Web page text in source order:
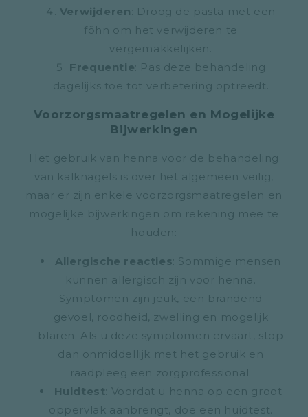
Verwijderen : Droog de pasta met een
föhn om het verwijderen te
vergemakkelijken.
Frequentie : Pas deze behandeling
dagelijks toe tot verbetering optreedt.
Voorzorgsmaatregelen en Mogelijke
Bijwerkingen
Het gebruik van henna voor de behandeling
van kalknagels is over het algemeen veilig,
maar er zijn enkele voorzorgsmaatregelen en
mogelijke bijwerkingen om rekening mee te
houden:
Allergische reacties : Sommige mensen
kunnen allergisch zijn voor henna.
Symptomen zijn jeuk, een brandend
gevoel, roodheid, zwelling en mogelijk
blaren. Als u deze symptomen ervaart, stop
dan onmiddellijk met het gebruik en
raadpleeg een zorgprofessional.
Huidtest : Voordat u henna op een groot
oppervlak aanbrengt, doe een huidtest.